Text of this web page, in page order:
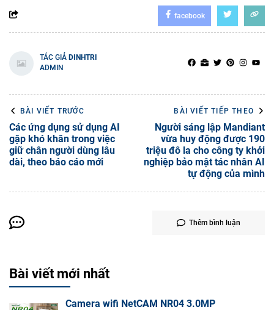
facebook
TÁC GIẢ DINHTRI
ADMIN
BÀI VIẾT TRƯỚC
Các ứng dụng sử dụng AI
gặp khó khăn trong việc
giữ chân người dùng lâu
dài, theo báo cáo mới
BÀI VIẾT TIẾP THEO
Người sáng lập Mandiant
vừa huy động được 190
triệu đô la cho công ty khởi
nghiệp bảo mật tác nhân AI
tự động của mình
Thêm bình luận
Bài viết mới nhất
Camera wifi NetCAM NR04 3.0MP